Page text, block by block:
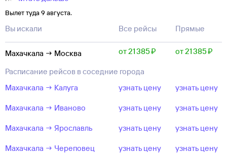
Вылет туда 9 августа.
Вы искали Все рейсы Прямые
Махачкала → Москва от 21 ⁠385 ⁠₽ от 21 ⁠385 ⁠₽
Расписание рейсов в соседние города
Махачкала → Калуга
узнать цену узнать цену
Махачкала → Иваново узнать цену узнать цену
Махачкала → Ярославль узнать цену узнать цену
Махачкала → Череповец узнать цену узнать цену